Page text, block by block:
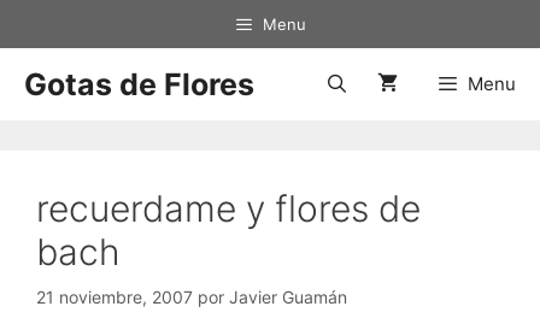
Menu
Gotas de Flores Menu
recuerdame y flores de
bach
21 noviembre, 2007 por Javier Guamán